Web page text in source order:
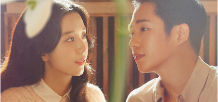
Theo dõi báo trên
0906 645 777
Liên hệ quảng cáo
0908 780 404